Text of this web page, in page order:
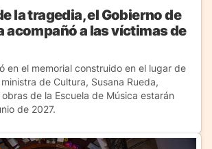
la tragedia, el Gobierno de
acompañó a las víctimas de
en el memorial construido en el lugar de
de Cultura, Susana Rueda,
de la Escuela de Música estarán
de 2027.